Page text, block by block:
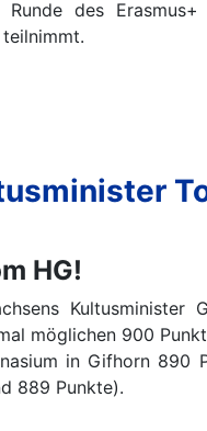
des
HG!
möglichen 900
in Gifhorn 890
889 Punkte).